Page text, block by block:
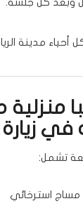
وبعد كل جلسة.
أحياء مدينة
في
تشمل:
مساج استرخائي